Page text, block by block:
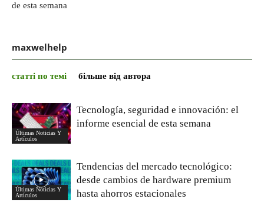
de esta semana
maxwelhelp
статті по темі більше від автора
Últimas Noticias Y
Artículos
Tecnología, seguridad e innovación: el
informe esencial de esta semana
Últimas Noticias Y
Artículos
Tendencias del mercado tecnológico:
desde cambios de hardware premium
hasta ahorros estacionales